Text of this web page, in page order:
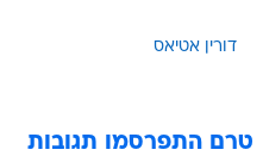
דורין אטיאס
טרם התפרסמו תגובות